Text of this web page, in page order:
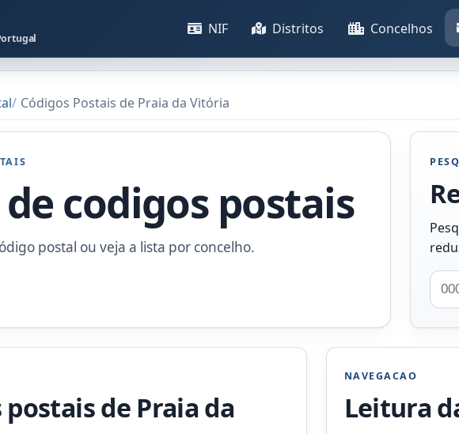
NIF Distritos Concelhos
Códigos Postais de Praia da Vitória
codigos postais
postal ou veja a lista por concelho.
postais de Praia da
NAVEGACAO
Leitura